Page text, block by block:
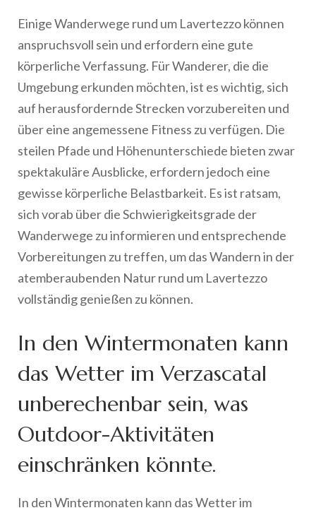
Einige Wanderwege rund um Lavertezzo können
anspruchsvoll sein und erfordern eine gute
körperliche Verfassung. Für Wanderer, die die
Umgebung erkunden möchten, ist es wichtig, sich
auf herausfordernde Strecken vorzubereiten und
über eine angemessene Fitness zu verfügen. Die
steilen Pfade und Höhenunterschiede bieten zwar
spektakuläre Ausblicke, erfordern jedoch eine
gewisse körperliche Belastbarkeit. Es ist ratsam,
sich vorab über die Schwierigkeitsgrade der
Wanderwege zu informieren und entsprechende
Vorbereitungen zu treffen, um das Wandern in der
atemberaubenden Natur rund um Lavertezzo
vollständig genießen zu können.
In den Wintermonaten kann
das Wetter im Verzascatal
unberechenbar sein, was
Outdoor-Aktivitäten
einschränken könnte.
In den Wintermonaten kann das Wetter im